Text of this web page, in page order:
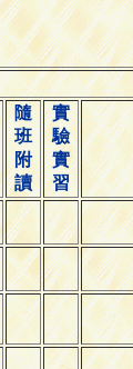
隨
班
附
讀
實
驗
實
習